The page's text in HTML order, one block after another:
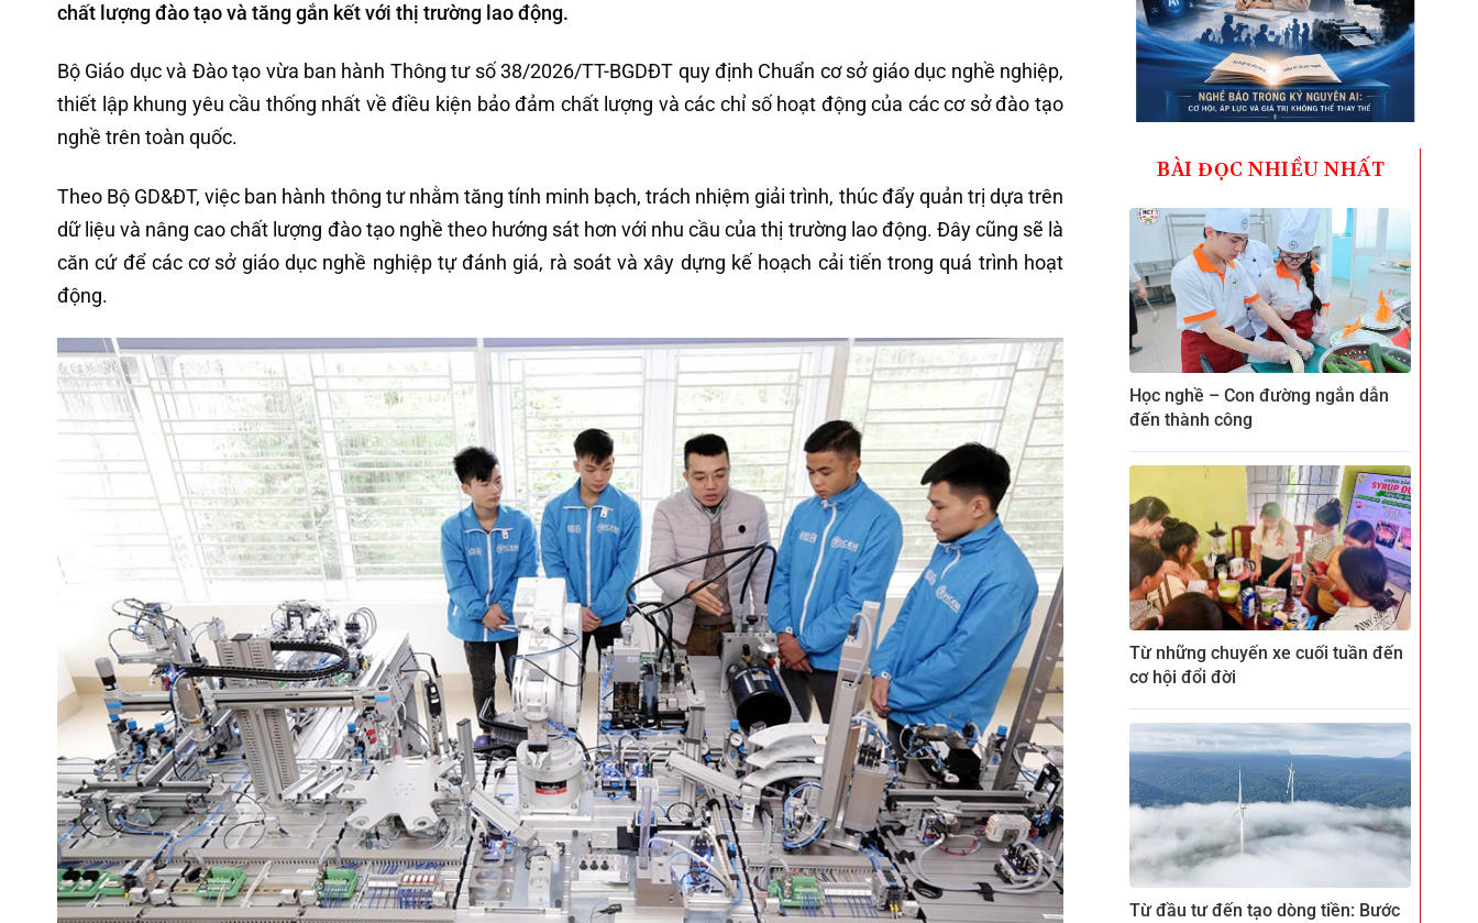
chất lượng đào tạo và tăng gắn kết với thị trường lao động.
Bộ Giáo dục và Đào tạo vừa ban hành Thông tư số 38/2026/TT-BGDĐT quy định Chuẩn cơ sở giáo dục nghề nghiệp,
thiết lập khung yêu cầu thống nhất về điều kiện bảo đảm chất lượng và các chỉ số hoạt động của các cơ sở đào tạo
nghề trên toàn quốc.
Theo Bộ GD&ĐT, việc ban hành thông tư nhằm tăng tính minh bạch, trách nhiệm giải trình, thúc đẩy quản trị dựa trên
dữ liệu và nâng cao chất lượng đào tạo nghề theo hướng sát hơn với nhu cầu của thị trường lao động. Đây cũng sẽ là
căn cứ để các cơ sở giáo dục nghề nghiệp tự đánh giá, rà soát và xây dựng kế hoạch cải tiến trong quá trình hoạt
động.
BÀI ĐỌC NHIỀU NHẤT
Học nghề – Con đường ngắn dẫn
đến thành công
Từ những chuyến xe cuối tuần đến
cơ hội đổi đời
Từ đầu tư đến tạo dòng tiền: Bước